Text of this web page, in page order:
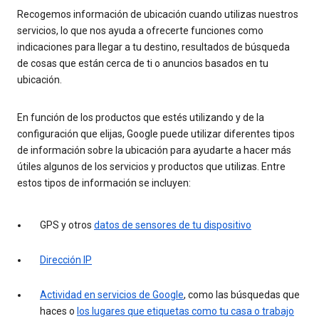
Recogemos información de ubicación cuando utilizas nuestros
servicios, lo que nos ayuda a ofrecerte funciones como
indicaciones para llegar a tu destino, resultados de búsqueda
de cosas que están cerca de ti o anuncios basados en tu
ubicación.
En función de los productos que estés utilizando y de la
configuración que elijas, Google puede utilizar diferentes tipos
de información sobre la ubicación para ayudarte a hacer más
útiles algunos de los servicios y productos que utilizas. Entre
estos tipos de información se incluyen:
GPS y otros datos de sensores de tu dispositivo
Dirección IP
Actividad en servicios de Google, como las búsquedas que
haces o los lugares que etiquetas como tu casa o trabajo